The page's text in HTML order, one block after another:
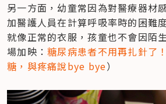
另一方面，幼童常因為對醫療器材
加醫護人員在計算呼吸率時的困難
就像正常的衣服，孩童也不會因陌
場加映：糖尿病患者不用再扎針了
糖，與疼痛說bye bye）